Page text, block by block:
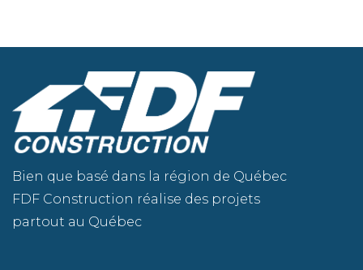
Bien que basé dans la région de Québec
FDF Construction réalise des projets
partout au Québec